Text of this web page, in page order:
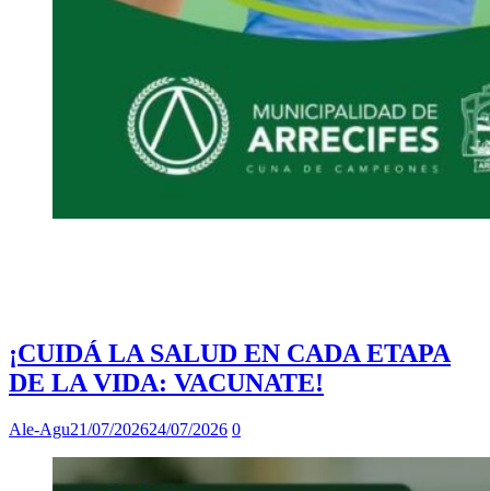
¡CUIDÁ LA SALUD EN CADA ETAPA
DE LA VIDA: VACUNATE!
Ale-Agu21/07/202624/07/2026 0